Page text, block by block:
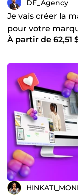
DF_Agency
Je vais créer la
pour votre
À partir de 62,51